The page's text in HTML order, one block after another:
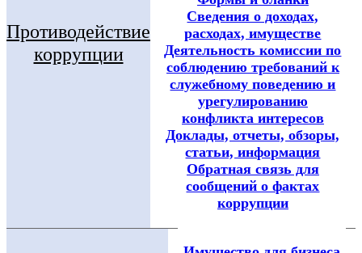
Противодействие
коррупции
Сведения о доходах,
расходах, имуществе
Деятельность комиссии по
соблюдению требований к
служебному поведению и
урегулированию
конфликта интересов
Доклады, отчеты, обзоры,
статьи, информация
Обратная связь для
сообщений о фактах
коррупции